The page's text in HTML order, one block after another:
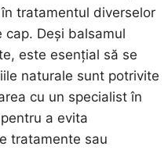
tratamentul diverselor
Deși balsamul
este esențial să se
naturale sunt potrivite
cu un specialist în
a evita
tratamente sau